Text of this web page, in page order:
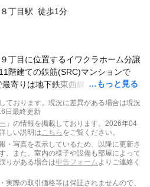
丁目駅 徒歩1分
…もっと見る
丁目に位置するイワクラホーム分譲
階建ての鉄筋(SRC)マンションで
寄りは地下鉄東西線 西１８丁目駅
ております。現況に差異がある場合は現況
日最終更新
」の情報を掲載しております。2026年04
しい説明はこちら をご覧ください。
・写真を表示しているため、以降に更新さ
。また、室内の様子や設備も部屋によって
りがある場合は申告フォームよりご連絡く
際の取引価格等は保証されませんので、